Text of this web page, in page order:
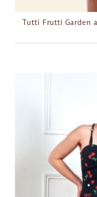
Tutti Frutti Garden